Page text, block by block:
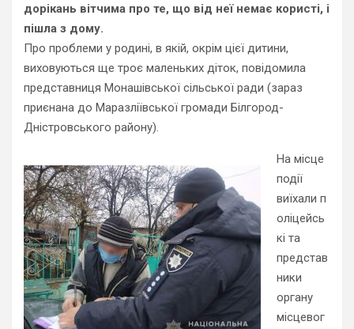
дорікань вітчима про те, що від неї немає користі, і
пішла з дому.
Про проблеми у родині, в якій, окрім цієї дитини,
виховуються ще троє маленьких діток, повідомила
представниця Монашівської сільської ради (зараз
приєнана до Маразліївської громади Білгород-
Дністровського району).
На місце
події
виїхали п
оліцейсь
кі та
представ
ники
органу
місцевог